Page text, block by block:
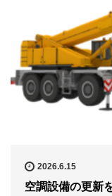
2026.6.15
空調設備の更新